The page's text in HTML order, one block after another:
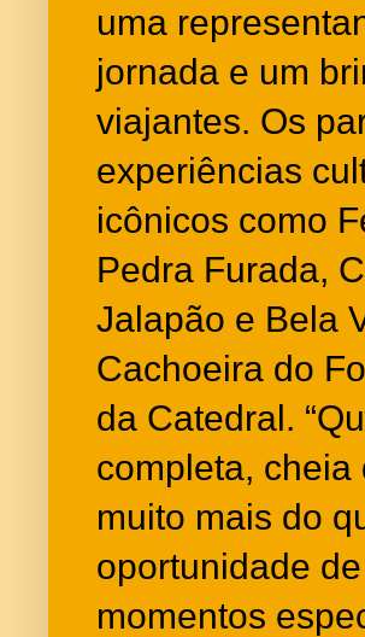
uma
jornada e um
viajantes. Os
experiências
icônicos como
Pedra Furada,
Jalapão e Bela
Cachoeira do
da Catedral.
completa, cheia
muito mais do
oportunidade
momentos